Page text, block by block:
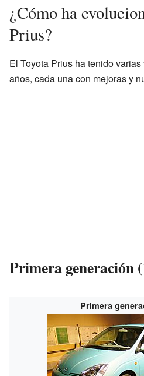
¿Cómo ha
Prius?
El Toyota Prius ha tenido
años, cada una con mejoras y
Primera generación
Primera